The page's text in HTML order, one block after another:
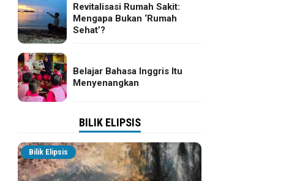
Revitalisasi Rumah Sakit:
Mengapa Bukan ‘Rumah
Sehat’?
Belajar Bahasa Inggris Itu
Menyenangkan
BILIK ELIPSIS
Bilik Elipsis